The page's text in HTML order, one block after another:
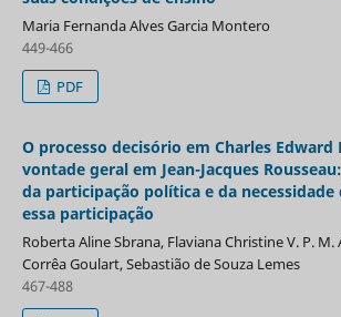
Maria Fernanda Alves Garcia Montero
449-466
PDF
O processo decisório em Charles
vontade geral em Jean-Jacques
da participação política e da necessidade
essa participação
Roberta Aline Sbrana, Flaviana Christine V. P. M.
Corrêa Goulart, Sebastião de Souza Lemes
467-488